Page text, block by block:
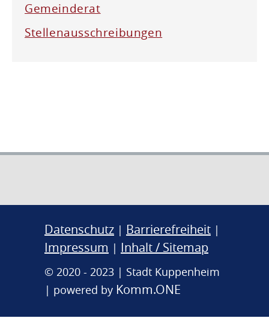
Gemeinderat
Stellenausschreibungen
Datenschutz | Barrierefreiheit |
Impressum | Inhalt / Sitemap
© 2020 - 2023 | Stadt Kuppenheim
| powered by Komm.ONE